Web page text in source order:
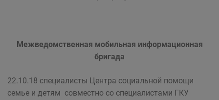
Межведомственная мобильная информационная
бригада
22.10.18 специалисты Центра социальной помощи
семье и детям совместно со специалистами ГКУ